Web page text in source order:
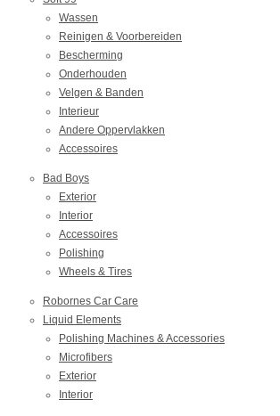
Wassen
Reinigen & Voorbereiden
Bescherming
Onderhouden
Velgen & Banden
Interieur
Andere Oppervlakken
Accessoires
Bad Boys
Exterior
Interior
Accessoires
Polishing
Wheels & Tires
Robornes Car Care
Liquid Elements
Polishing Machines & Accessories
Microfibers
Exterior
Interior